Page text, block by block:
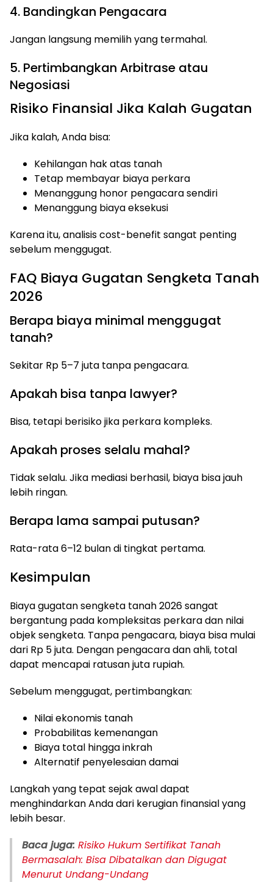
4. Bandingkan Pengacara
Jangan langsung memilih yang termahal.
5. Pertimbangkan Arbitrase atau
Negosiasi
Risiko Finansial Jika Kalah Gugatan
Jika kalah, Anda bisa:
Kehilangan hak atas tanah
Tetap membayar biaya perkara
Menanggung honor pengacara sendiri
Menanggung biaya eksekusi
Karena itu, analisis cost-benefit sangat penting
sebelum menggugat.
FAQ Biaya Gugatan Sengketa Tanah
2026
Berapa biaya minimal menggugat
tanah?
Sekitar Rp 5–7 juta tanpa pengacara.
Apakah bisa tanpa lawyer?
Bisa, tetapi berisiko jika perkara kompleks.
Apakah proses selalu mahal?
Tidak selalu. Jika mediasi berhasil, biaya bisa jauh
lebih ringan.
Berapa lama sampai putusan?
Rata-rata 6–12 bulan di tingkat pertama.
Kesimpulan
Biaya gugatan sengketa tanah 2026 sangat
bergantung pada kompleksitas perkara dan nilai
objek sengketa. Tanpa pengacara, biaya bisa mulai
dari Rp 5 juta. Dengan pengacara dan ahli, total
dapat mencapai ratusan juta rupiah.
Sebelum menggugat, pertimbangkan:
Nilai ekonomis tanah
Probabilitas kemenangan
Biaya total hingga inkrah
Alternatif penyelesaian damai
Langkah yang tepat sejak awal dapat
menghindarkan Anda dari kerugian finansial yang
lebih besar.
Baca juga: Risiko Hukum Sertifikat Tanah
Bermasalah: Bisa Dibatalkan dan Digugat
Menurut Undang-Undang